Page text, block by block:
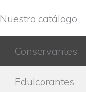
Nuestro catálogo
Conservantes
Edulcorantes